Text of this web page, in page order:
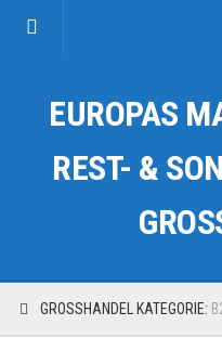
Kategorien
Auto & Motorrad
Fahrzeuge & Transport
EUROPAS
REST- &
GROSSHANDEL KATEGORIE: